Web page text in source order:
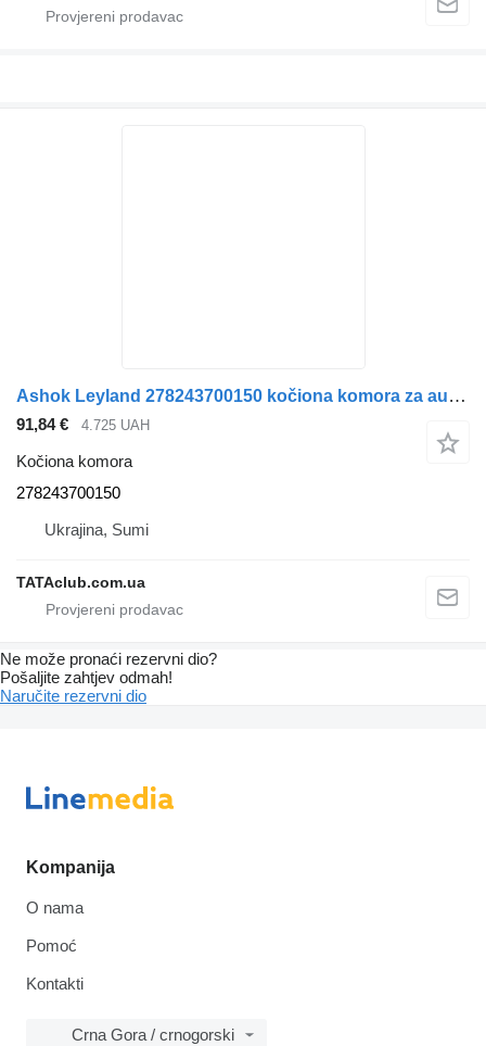
Ashok Leyland 278243700150 kočiona komora za autobusa
91,84 € 4.725 UAH
Kočiona komora
278243700150
Ukrajina, Sumi
TATAclub.com.ua
Ne može pronaći rezervni dio?
Pošaljite zahtjev odmah!
Naručite rezervni dio
Kompanija
O nama
Pomoć
Kontakti
Crna Gora / crnogorski